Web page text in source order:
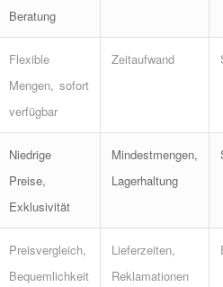
Beratung
Flexible
Mengen, sofort
verfügbar
Zeitaufwand
Niedrige
Preise,
Exklusivität
Mindestmengen,
Lagerhaltung
Preisvergleich,
Bequemlichkeit
Lieferzeiten,
Reklamationen